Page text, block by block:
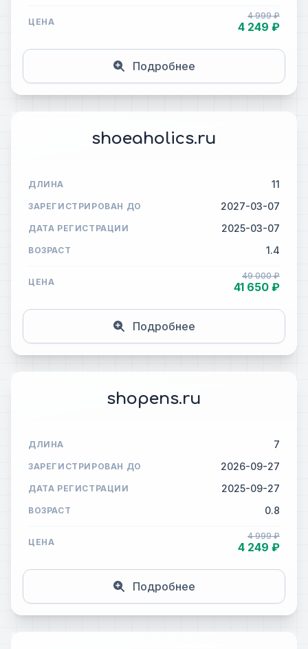
ЦЕНА
4 999 ₽
4 249 ₽
Подробнее
shoeaholics.ru
ДЛИНА 11
ЗАРЕГИСТРИРОВАН ДО 2027-03-07
ДАТА РЕГИСТРАЦИИ 2025-03-07
ВОЗРАСТ 1.4
ЦЕНА
49 000 ₽
41 650 ₽
Подробнее
shopens.ru
ДЛИНА 7
ЗАРЕГИСТРИРОВАН ДО 2026-09-27
ДАТА РЕГИСТРАЦИИ 2025-09-27
ВОЗРАСТ 0.8
ЦЕНА
4 999 ₽
4 249 ₽
Подробнее